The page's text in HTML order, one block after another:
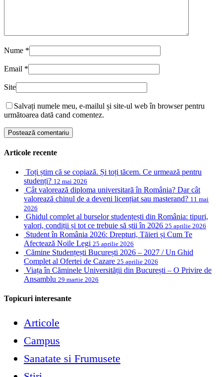
Nume *
Email *
Site
Salvați numele meu, e-mailul și site-ul web în browser pentru
următoarea dată cand comentez.
Articole recente
Toți știm că se copiază. Și toți tăcem. Ce urmează pentru
studenți? 12 mai 2026
Cât valorează diploma universitară în România? Dar cât
valorează chinul de a deveni licențiat sau masterand? 11 mai
2026
Ghidul complet al burselor studențești din România: tipuri,
valori, condiții și tot ce trebuie să știi în 2026 25 aprilie 2026
Student în România 2026: Drepturi, Tăieri și Cum Te
Afectează Noile Legi 25 aprilie 2026
Cămine Studențești București 2026 – 2027 / Un Ghid
Complet al Ofertei de Cazare 25 aprilie 2026
Viața în Căminele Universității din București – O Privire de
Ansamblu 29 martie 2026
Topicuri interesante
Articole
Campus
Sanatate si Frumusete